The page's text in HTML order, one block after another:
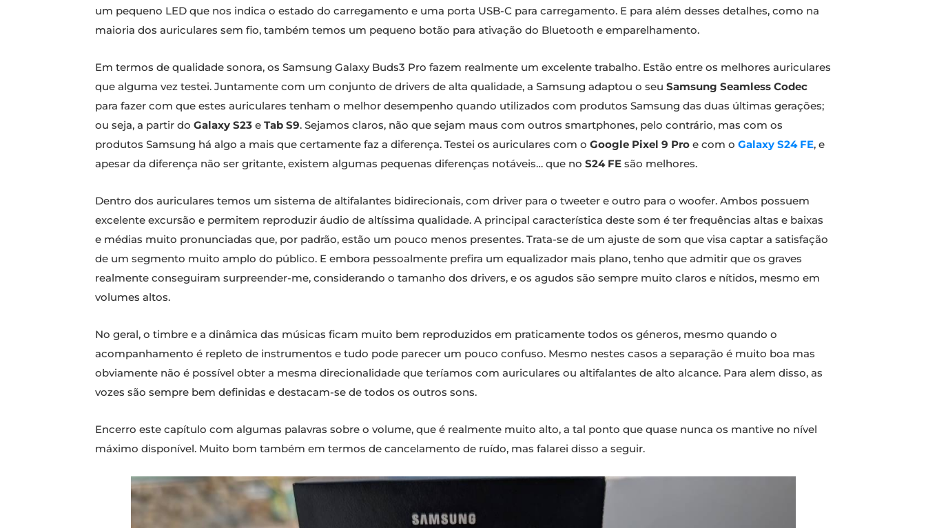
um pequeno LED que nos indica o estado do carregamento e uma porta USB-C para carregamento. E para além desses detalhes, como na
maioria dos auriculares sem fio, também temos um pequeno botão para ativação do Bluetooth e emparelhamento.
Em termos de qualidade sonora, os Samsung Galaxy Buds3 Pro fazem realmente um excelente trabalho. Estão entre os melhores auriculares
que alguma vez testei. Juntamente com um conjunto de drivers de alta qualidade, a Samsung adaptou o seu Samsung Seamless Codec
para fazer com que estes auriculares tenham o melhor desempenho quando utilizados ​​com produtos Samsung das duas últimas gerações;
ou seja, a partir do Galaxy S23 e Tab S9. Sejamos claros, não que sejam maus com outros smartphones, pelo contrário, mas com os
produtos Samsung há algo a mais que certamente faz a diferença. Testei os auriculares com o Google Pixel 9 Pro e com o Galaxy S24 FE, e
apesar da diferença não ser gritante, existem algumas pequenas diferenças notáveis… que no S24 FE são melhores.
Dentro dos auriculares temos um sistema de altifalantes bidirecionais, com driver para o tweeter e outro para o woofer. Ambos possuem
excelente excursão e permitem reproduzir áudio de altíssima qualidade. A principal característica deste som é ter frequências altas e baixas
e médias muito pronunciadas que, por padrão, estão um pouco menos presentes. Trata-se de um ajuste de som que visa captar a satisfação
de um segmento muito amplo do público. E embora pessoalmente prefira um equalizador mais plano, tenho que admitir que os graves
realmente conseguiram surpreender-me, considerando o tamanho dos drivers, e os agudos são sempre muito claros e nítidos, mesmo em
volumes altos.
No geral, o timbre e a dinâmica das músicas ficam muito bem reproduzidos em praticamente todos os géneros, mesmo quando o
acompanhamento é repleto de instrumentos e tudo pode parecer um pouco confuso. Mesmo nestes casos a separação é muito boa mas
obviamente não é possível obter a mesma direcionalidade que teríamos com auriculares ou altifalantes de alto alcance. Para alem disso, as
vozes são sempre bem definidas e destacam-se de todos os outros sons.
Encerro este capítulo com algumas palavras sobre o volume, que é realmente muito alto, a tal ponto que quase nunca os mantive no nível
máximo disponível. Muito bom também em termos de cancelamento de ruído, mas falarei disso a seguir.